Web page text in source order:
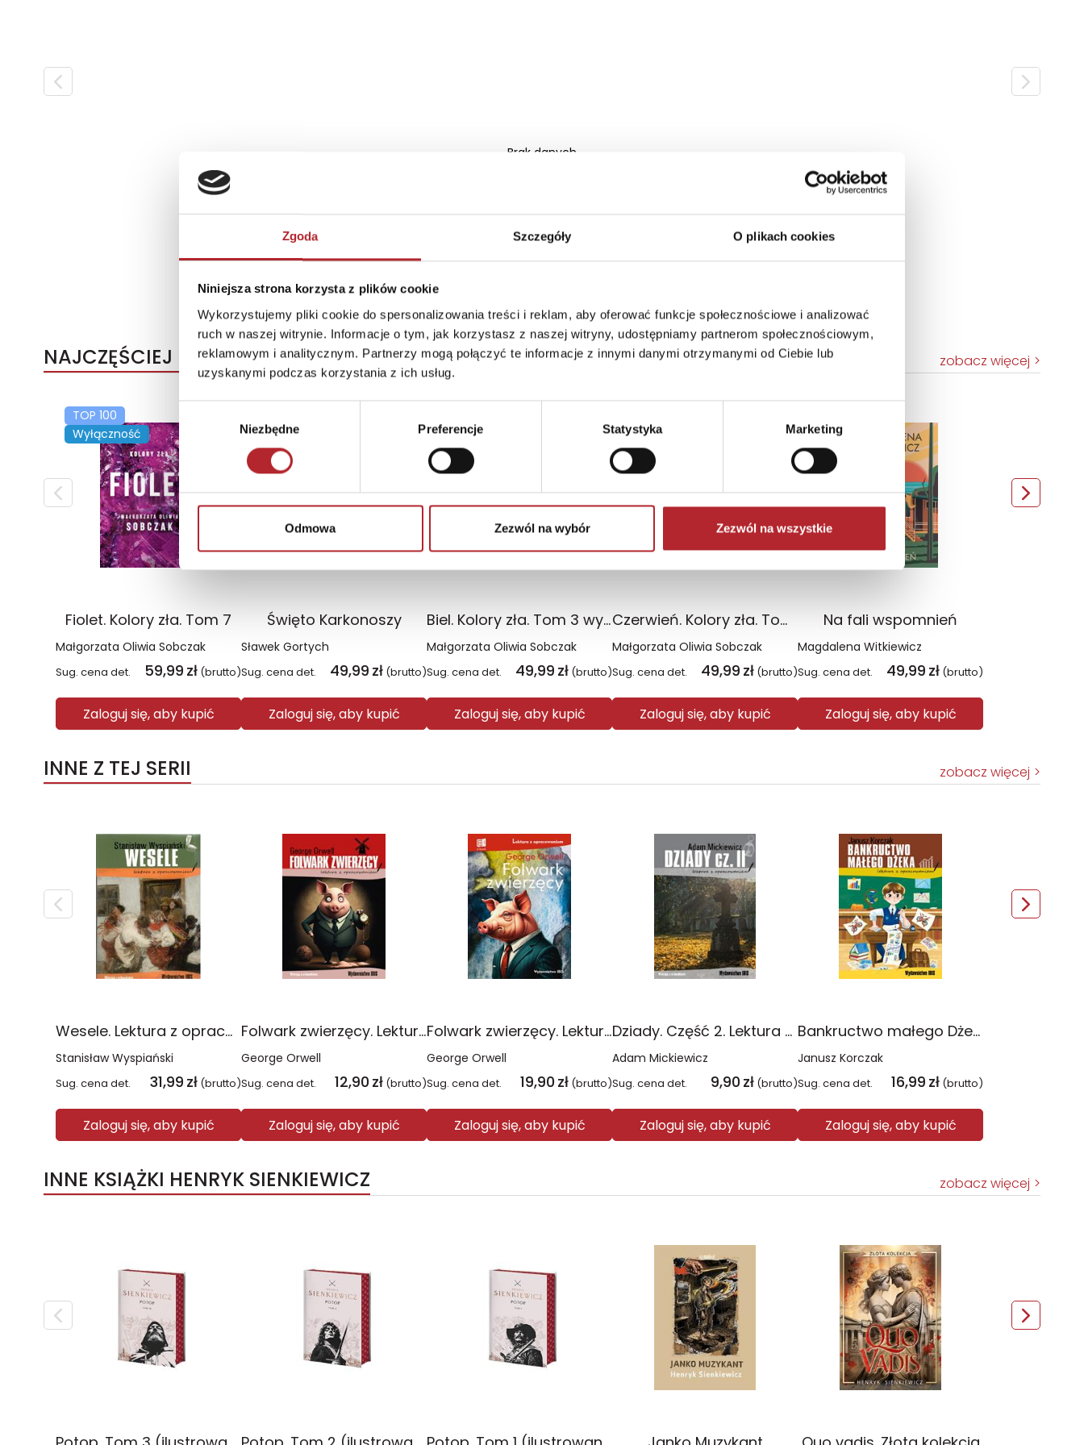
Zgoda Szczegóły O plikach cookies
Niniejsza strona korzysta z plików cookie
Wykorzystujemy pliki cookie do spersonalizowania treści i reklam, aby oferować funkcje społecznościowe i analizować
ruch w naszej witrynie. Informacje o tym, jak korzystasz z naszej witryny, udostępniamy partnerom społecznościowym,
reklamowym i analitycznym. Partnerzy mogą połączyć te informacje z innymi danymi otrzymanymi od Ciebie lub
uzyskanymi podczas korzystania z ich usług.
zgody
Niezbędne Preferencje Statystyka Marketing
Odmowa Zezwól na wybór Zezwól na wszystkie
Brak danych
NAJCZĘŚCIEJ KUPOWANE zobacz więcej
TOP 100
Wyłączność
Fiolet. Kolory zła. Tom 7
Małgorzata Oliwia Sobczak
Sug. cena det. 59,99 zł (brutto)
Zaloguj się, aby kupić
Wyłączność
Święto Karkonoszy
Sławek Gortych
Sug. cena det. 49,99 zł (brutto)
Zaloguj się, aby kupić
Wyłączność
Biel. Kolory zła. Tom 3 wyd. 2025
Małgorzata Oliwia Sobczak
Sug. cena det. 49,99 zł (brutto)
Zaloguj się, aby kupić
Wyłączność
Czerwień. Kolory zła. Tom 1 wyd. 2025
Małgorzata Oliwia Sobczak
Sug. cena det. 49,99 zł (brutto)
Zaloguj się, aby kupić
Wyłączność
Na fali wspomnień
Magdalena Witkiewicz
Sug. cena det. 49,99 zł (brutto)
Zaloguj się, aby kupić
INNE Z TEJ SERII zobacz więcej
Wesele. Lektura z opracowaniem
Stanisław Wyspiański
Sug. cena det. 31,99 zł (brutto)
Zaloguj się, aby kupić
Folwark zwierzęcy. Lektura z opracowaniem wyd. 2
George Orwell
Sug. cena det. 12,90 zł (brutto)
Zaloguj się, aby kupić
Folwark zwierzęcy. Lektura z opracowaniem
George Orwell
Sug. cena det. 19,90 zł (brutto)
Zaloguj się, aby kupić
Dziady. Część 2. Lektura z opracowaniem wyd. 3
Adam Mickiewicz
Sug. cena det. 9,90 zł (brutto)
Zaloguj się, aby kupić
Bankructwo małego Dżeka. Lektura z opracowaniem
Janusz Korczak
Sug. cena det. 16,99 zł (brutto)
Zaloguj się, aby kupić
INNE KSIĄŻKI HENRYK SIENKIEWICZ zobacz więcej